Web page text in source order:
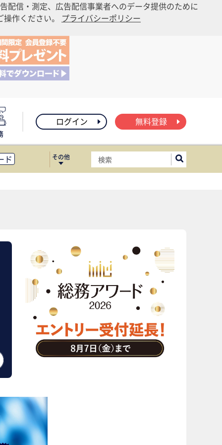
配信・測定、広告配信事業者へのデータ提供のために
作ください。 プライバシーポリシー
ログイン 無料登録
ド
ス移転
その他